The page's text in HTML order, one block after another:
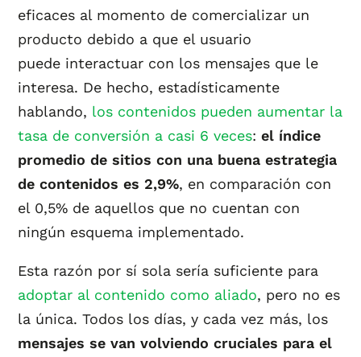
eficaces al momento de comercializar un
producto debido a que el usuario
puede interactuar con los mensajes que le
interesa. De hecho, estadísticamente
hablando, los contenidos pueden aumentar la
tasa de conversión a casi 6 veces:el índice
promedio de sitios con una buena estrategia
de contenidos es 2,9%, en comparación con
el 0,5% de aquellos que no cuentan con
ningún esquema implementado.
Esta razón por sí sola sería suficiente para
adoptar al contenido como aliado, pero no es
la única. Todos los días, y cada vez más, los
mensajes se van volviendo cruciales para el